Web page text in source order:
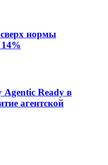
нормы
14%
Agentic Ready в
агентской